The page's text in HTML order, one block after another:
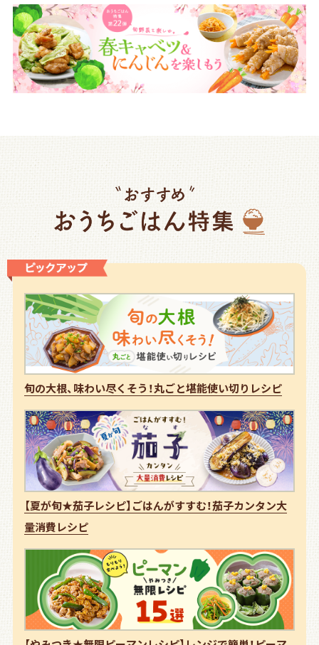
旬の大根、味わい尽くそう！丸ごと堪能使い切りレシピ
【夏が旬★茄子レシピ】ごはんがすすむ！茄子カンタン大
量消費レシピ